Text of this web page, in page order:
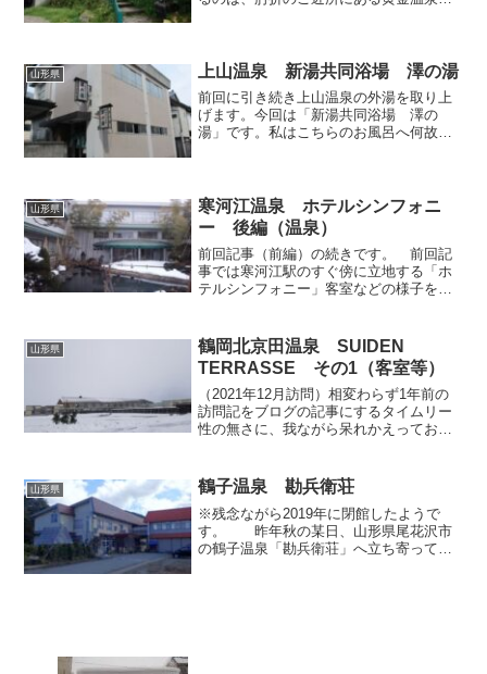
げます。今回訪れたのは金...
山形県 上山温泉 新湯共同浴場 澤の湯
前回に引き続き上山温泉の外湯を取り上
げます。今回は「新湯共同浴場 澤の
湯」です。私はこちらのお風呂へ何故か3
曖昧となって「あれ？ こ...
山形県
寒河江温泉 ホテルシンフォニ
ー 後編（温泉）
前回記事（前編）の続きです。 前回記
事では寒河江駅のすぐ傍に立地する「ホ
テルシンフォニー」客室などの様子を紹
がら、大浴場で掛け流しの温泉に入れる
ことも大きな魅力でした。...
山形県
鶴岡北京田温泉 SUIDEN
TERRASSE その1（客室等）
（2021年12月訪問）相変わらず1年前の
訪問記をブログの記事にするタイムリー
性の無さに、我ながら呆れかえっており
県庄内地方で最近人気を集める
「SUIDEN TER...
山形県 鶴子温泉 勘兵衛荘
※残念ながら2019年に閉館したようで
す。 昨年秋の某日、山形県尾花沢市
の鶴子温泉「勘兵衛荘」へ立ち寄って入